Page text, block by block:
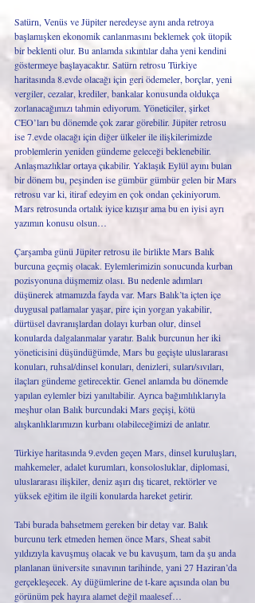
Satürn, Venüs ve Jüpiter neredeyse aynı anda retroya
başlamışken ekonomik canlanmasını beklemek çok ütopik
bir beklenti olur. Bu anlamda sıkıntılar daha yeni kendini
göstermeye başlayacaktır. Satürn retrosu Türkiye
haritasında 8.evde olacağı için geri ödemeler, borçlar, yeni
vergiler, cezalar, krediler, bankalar konusunda oldukça
zorlanacağımızı tahmin ediyorum. Yöneticiler, şirket
CEO’ları bu dönemde çok zarar görebilir. Jüpiter retrosu
ise 7.evde olacağı için diğer ülkeler ile ilişkilerimizde
problemlerin yeniden gündeme geleceği beklenebilir.
Anlaşmazlıklar ortaya çıkabilir. Yaklaşık Eylül ayını bulan
bir dönem bu, peşinden ise gümbür gümbür gelen bir Mars
retrosu var ki, itiraf edeyim en çok ondan çekiniyorum.
Mars retrosunda ortalık iyice kızışır ama bu en iyisi ayrı
yazımın konusu olsun…
Çarşamba günü Jüpiter retrosu ile birlikte Mars Balık
burcuna geçmiş olacak. Eylemlerimizin sonucunda kurban
pozisyonuna düşmemiz olası. Bu nedenle adımları
düşünerek atmamızda fayda var. Mars Balık’ta içten içe
duygusal patlamalar yaşar, pire için yorgan yakabilir,
dürtüsel davranışlardan dolayı kurban olur, dinsel
konularda dalgalanmalar yaratır. Balık burcunun her iki
yöneticisini düşündüğümde, Mars bu geçişte uluslararası
konuları, ruhsal/dinsel konuları, denizleri, suları/sıvıları,
ilaçları gündeme getirecektir. Genel anlamda bu dönemde
yapılan eylemler bizi yanıltabilir. Ayrıca bağımlılıklarıyla
meşhur olan Balık burcundaki Mars geçişi, kötü
alışkanlıklarımızın kurbanı olabileceğimizi de anlatır.
Türkiye haritasında 9.evden geçen Mars, dinsel kuruluşları,
mahkemeler, adalet kurumları, konsolosluklar, diplomasi,
uluslararası ilişkiler, deniz aşırı dış ticaret, rektörler ve
yüksek eğitim ile ilgili konularda hareket getirir.
Tabi burada bahsetmem gereken bir detay var. Balık
burcunu terk etmeden hemen önce Mars, Sheat sabit
yıldızıyla kavuşmuş olacak ve bu kavuşum, tam da şu anda
planlanan üniversite sınavının tarihinde, yani 27 Haziran’da
gerçekleşecek. Ay düğümlerine de t-kare açısında olan bu
görünüm pek hayıra alamet değil maalesef…